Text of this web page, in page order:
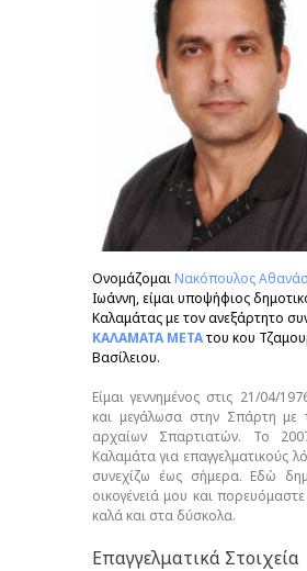
Ονομάζομαι Νακόπουλος
Ιωάννη, είμαι υποψήφιος
Καλαμάτας με τον ανεξάρτητο
ΚΑΛΑΜΑΤΑ ΜΕΤΑτου κου
Βασίλειου.
Είμαι γεννημένος στις 21/04/
και μεγάλωσα στην Σπάρτη με
αρχαίων Σπαρτιατών. Το
Καλαμάτα για επαγγελματικούς
συνεχίζω έως σήμερα. Εδώ
οικογένειά μου και
καλά και στα δύσκολα.
Επαγγελματικά Στοιχεία